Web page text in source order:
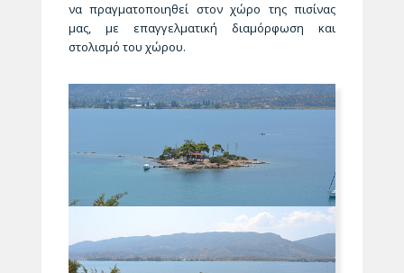
να πραγματοποιηθεί στον χώρο της πισίνας
μας, με επαγγελματική διαμόρφωση και
στολισμό του χώρου.